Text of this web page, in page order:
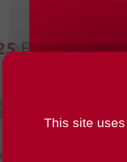
FÉV
communale
du comité des loisirs
This site